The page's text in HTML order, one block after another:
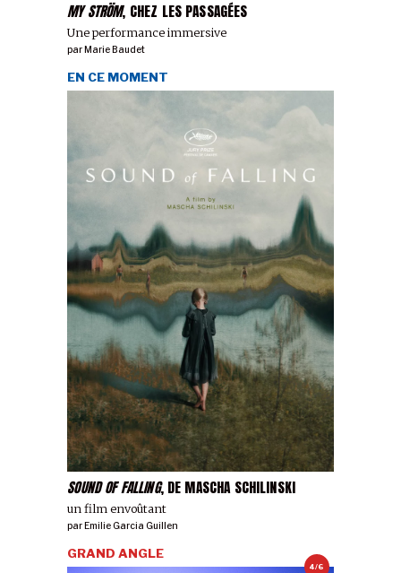
MY STRÖM, CHEZ LES PASSAGÉES
Une performance immersive
par Marie Baudet
SOUND OF FALLING, DE MASCHA SCHILINSKI
un film envoûtant
EN CE MOMENT
par Emilie Garcia Guillen
4/6
GRAND ANGLE